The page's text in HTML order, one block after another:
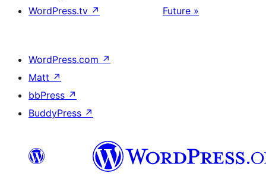
WordPress.tv ↗
Future »
WordPress.com ↗
Matt ↗
bbPress ↗
BuddyPress ↗